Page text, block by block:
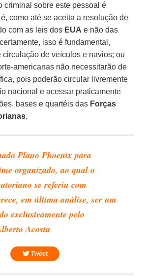
criminal sobre este pessoal é
como até se aceita a resolução de
com as leis dos EUA e não das
isso é fundamental,
circulação de veículos e navios; ou
americanas não necessitarão de
pois poderão circular livremente
nacional e acessar praticamente
bases e quartéis das Forças
.
Plano Phoenix para
organizado, ao qual o
se referiu com
em última análise, ser um
exclusivamente pelo
Acosta
Tweet